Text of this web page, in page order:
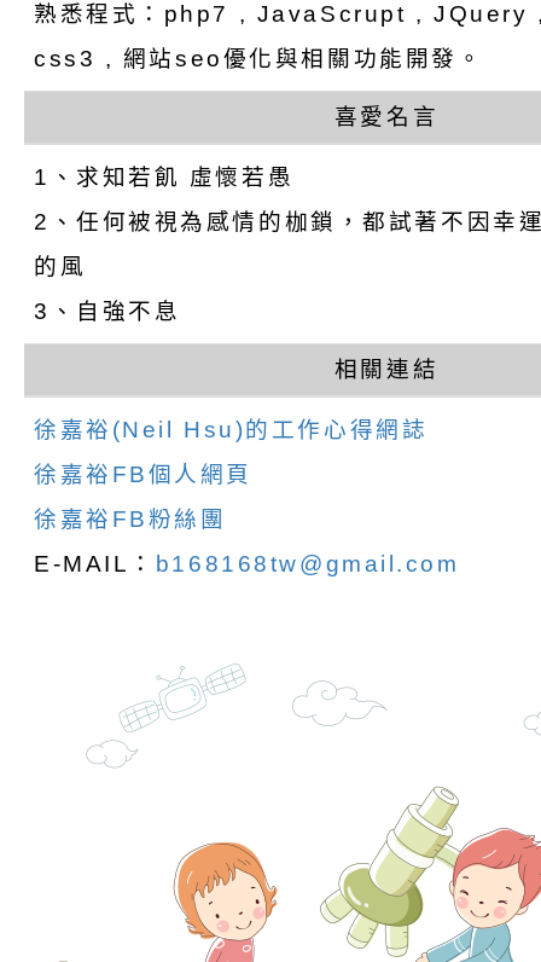
訊
辦理「115年度促進
緒學習知能研習」
檢送桃園市政府LED
字稿及LCD託播影片
函轉有關本府新聞處
6月交通安全宣導標
份及道安宣導影像素
有關「115年各賣場
設置防災(颱)專區」
信誼基金會於6／27
【打噴嚏、流鼻水、
0-8歲抗過敏照護指
童過敏免疫專家 林
講】親職講座
檢送桃園市政府LED
字稿及LCD託播影片
檢送桃園市政府家庭
「小桃家6月課程資
約幸福生活-婚前教
坊」、「幸福婚姻系
座」、「2026開心
檢送桃園市政府LED
字稿及LCD託播影（
轉知財團法人天主教
立蘆葦啟智中心辦理
而立》蘆葦三十．創
有關桃園市桃園區西
學辦理115年度區域
覺暫留創意應用與實
檢送桃園市政府LED
學辦理115年度區域
充實方案：「怪創劇
角色驅動的聲音與故
「學生申訴及再申訴
關事項
檢送行政院新聞傳播
月份公共服務政策溝
台北松山文創園區5
「櫻桃小丸子原作
檢送桃園市政府LED
字稿及LCD託播影（
轉知國立臺灣師範大
熟悉程式：php7 , JavaScrupt ,
css3 , 網站seo優化與相關功能開發。
喜愛名言
1、求知若飢 虛懷若愚
2、任何被視為感情的枷鎖，都試著不因幸
的風
3、自強不息
相關連結
徐嘉裕(Neil Hsu)的工作心得網誌
徐嘉裕FB個人網頁
徐嘉裕FB粉絲團
E-MAIL： b168168tw@gmail.com